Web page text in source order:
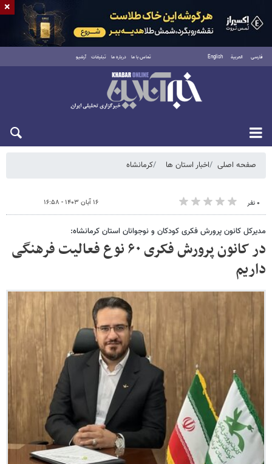
فارسی العربية English تماس با ما درباره ما تبلیغات آرشیو
شنبه ۱۷ مرداد ۱۴۰۵
صفحه اصلی اخبار استان ها کرمانشاه
۰ نفر ۱۶ آبان ۱۴۰۳ - ۱۶:۵۸
مدیرکل کانون پرورش فکری کودکان و نوجوانان استان کرمانشاه:
در کانون پرورش فکری ۶۰ نوع فعالیت فرهنگی
داریم
×